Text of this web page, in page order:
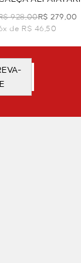
928,00R$ 279,00
de R$ 46,50